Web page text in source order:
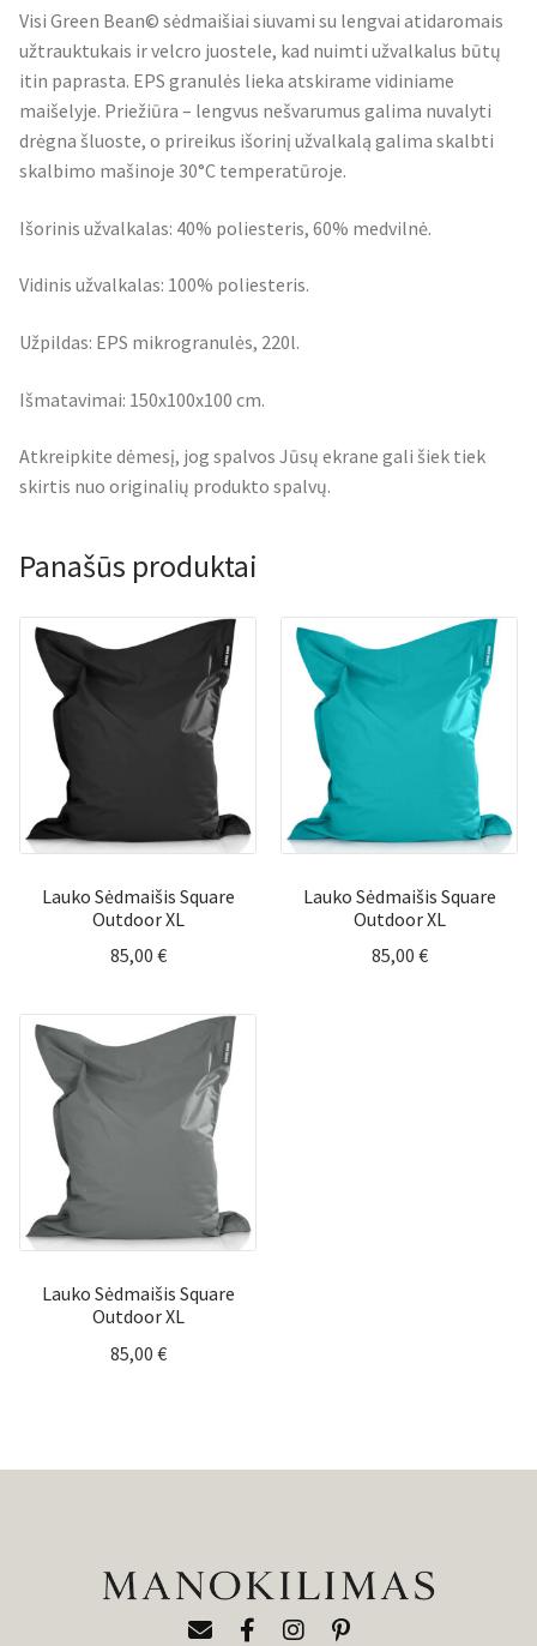
Visi Green Bean© sėdmaišiai siuvami su lengvai atidaromais
užtrauktukais ir velcro juostele, kad nuimti užvalkalus būtų
itin paprasta. EPS granulės lieka atskirame vidiniame
maišelyje. Priežiūra – lengvus nešvarumus galima nuvalyti
drėgna šluoste, o prireikus išorinį užvalkalą galima skalbti
skalbimo mašinoje 30°C temperatūroje.
Išorinis užvalkalas: 40% poliesteris, 60% medvilnė.
Vidinis užvalkalas: 100% poliesteris.
Užpildas: EPS mikrogranulės, 220l.
Išmatavimai: 150x100x100 cm.
Atkreipkite dėmesį, jog spalvos Jūsų ekrane gali šiek tiek
skirtis nuo originalių produkto spalvų.
Panašūs produktai
Lauko Sėdmaišis Square
Outdoor XL
85,00 €
Lauko Sėdmaišis Square
Outdoor XL
85,00 €
Lauko Sėdmaišis Square
Outdoor XL
85,00 €